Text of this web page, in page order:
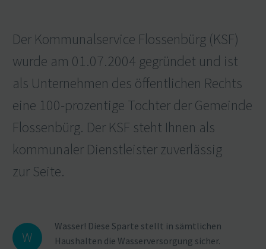
Der Kommu­nal­service Flossenbürg (KSF)
wurde am 01.07.2004 gegründet und ist
als Unter­nehmen des öffent­lichen Rechts
eine 100-prozentige Tochter der Gemeinde
Flossenbürg. Der KSF steht Ihnen als
kommu­naler Dienst­leister zuver­lässig
zur Seite.
W
Wasser! Diese Sparte stellt in sämtlichen
Haushalten die Wasser­ver­sorgung sicher.